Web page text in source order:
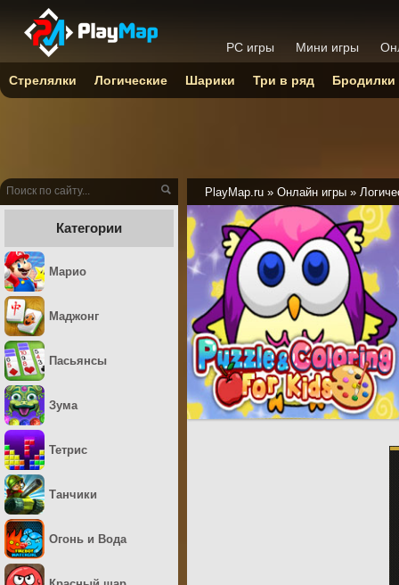
PlayMap.ru » Онлайн игры »
Категории
Марио
Маджонг
Пасьянсы
Зума
Тетрис
Танчики
Огонь и Вода
PC игры Мини игры
Стрелялки Логические Шарики Три в ряд Бродилки